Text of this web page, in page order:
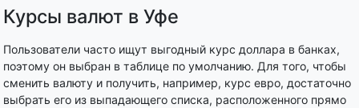
Курсы валют в Уфе
Пользователи часто ищут выгодный курс доллара в банках,
поэтому он выбран в таблице по умолчанию. Для того, чтобы
сменить валюту и получить, например, курс евро, достаточно
выбрать его из выпадающего списка, расположенного прямо